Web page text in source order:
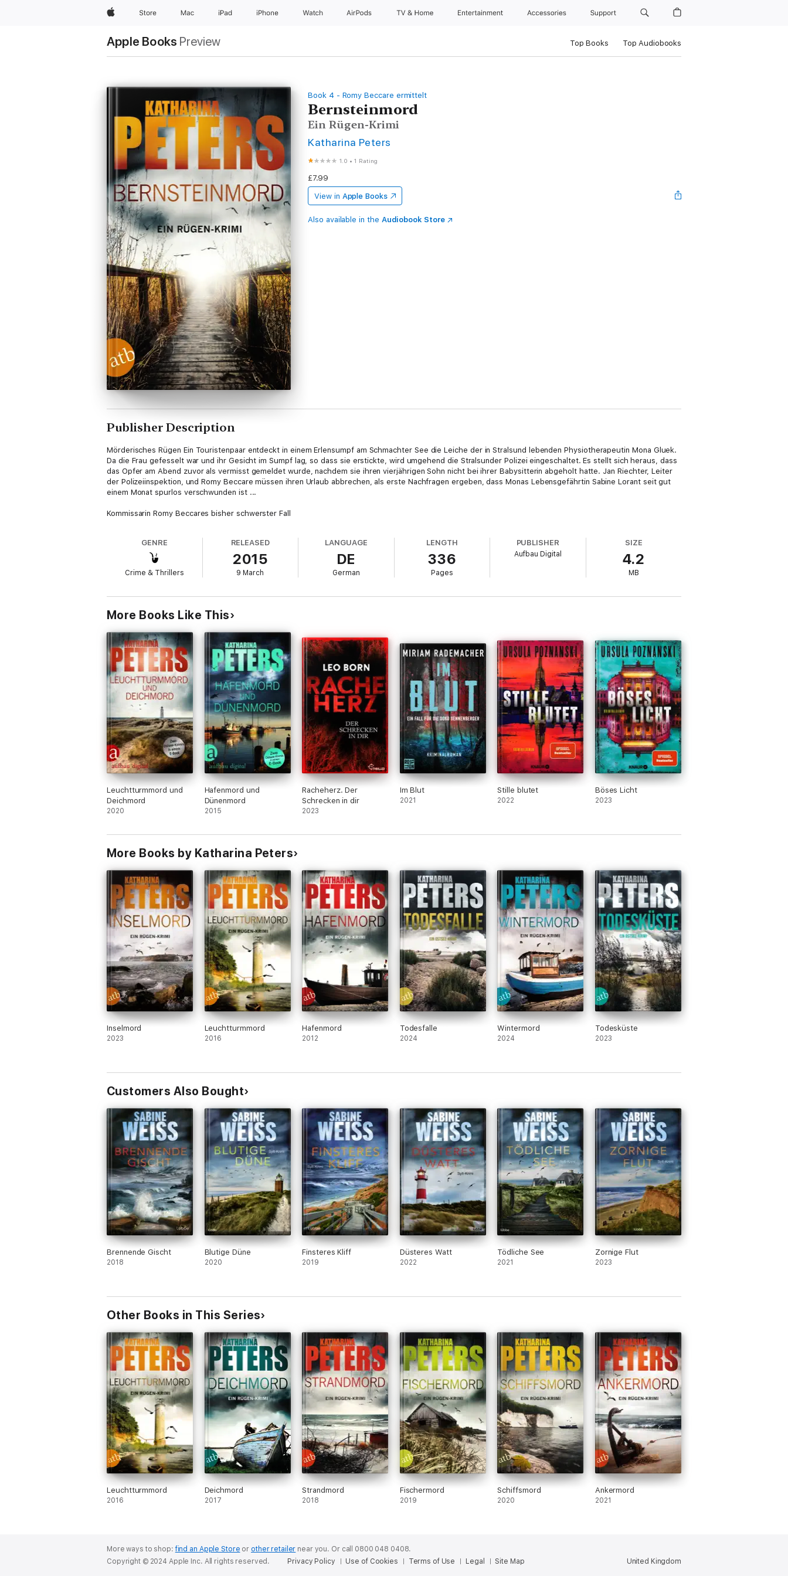
AppleStore Mac iPad iPhone Watch AirPods TV & Home Entertainment Accessories Support
Apple Books Preview Top Books Top Audiobooks
Book 4 - Romy Beccare ermittelt
Bernsteinmord
Ein Rügen-Krimi
Katharina Peters
1.0 •1 Rating
£7.99
View in Apple Books
Also available in the Audiobook Store
Publisher Description
Mörderisches Rügen Ein Touristenpaar entdeckt in einem Erlensumpf am Schmachter See die Leiche der in Stralsund lebenden Physiotherapeutin Mona Gluek.
Da die Frau gefesselt war und ihr Gesicht im Sumpf lag, so dass sie erstickte, wird umgehend die Stralsunder Polizei eingeschaltet. Es stellt sich heraus, dass
das Opfer am Abend zuvor als vermisst gemeldet wurde, nachdem sie ihren vierjährigen Sohn nicht bei ihrer Babysitterin abgeholt hatte. Jan Riechter, Leiter
der Polizeiinspektion, und Romy Beccare müssen ihren Urlaub abbrechen, als erste Nachfragen ergeben, dass Monas Lebensgefährtin Sabine Lorant seit gut
einem Monat spurlos verschwunden ist ...
Kommissarin Romy Beccares bisher schwerster Fall
GENRE
Crime & Thrillers
RELEASED
2015
9 March
LANGUAGE
DE
German
LENGTH
336
Pages
PUBLISHER
Aufbau Digital
SIZE
4.2
MB
More Books Like This
Leuchtturmmord und
Deichmord
2020
Hafenmord und
Dünenmord
2015
Racheherz. Der
Schrecken in dir
2023
Im Blut
2021
Stille blutet
2022
Böses Licht
2023
More Books by Katharina Peters
Inselmord
2023
Leuchtturmmord
2016
Hafenmord
2012
Todesfalle
2024
Wintermord
2024
Todesküste
2023
Customers Also Bought
Brennende Gischt
2018
Blutige Düne
2020
Finsteres Kliff
2019
Düsteres Watt
2022
Tödliche See
2021
Zornige Flut
2023
Other Books in This Series
Leuchtturmmord
2016
Deichmord
2017
Strandmord
2018
Fischermord
2019
Schiffsmord
2020
Ankermord
2021
More ways to shop:find an Apple Store or other retailer near you. Or call 0800 048 0408.
United Kingdom
Copyright © 2024 Apple Inc. All rights reserved. Privacy Policy Use of Cookies Terms of Use Legal Site Map